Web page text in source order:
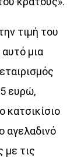
τιμή του
αυτό μια
ευρώ,
κατσικίσιο
αγελαδινό
με τις